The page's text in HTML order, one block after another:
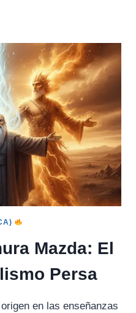
Mazda: El
Persa
en las enseñanzas